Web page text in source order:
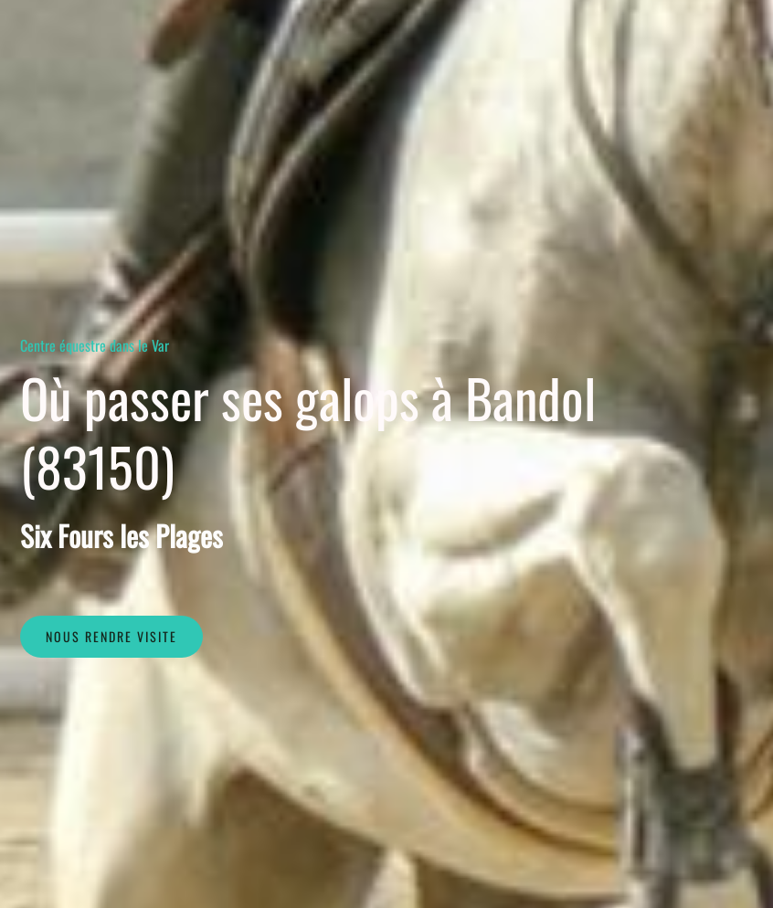
Centre équestre dans le Var
Où passer ses galops à Bandol
(83150)
Six Fours les Plages
NOUS RENDRE VISITE